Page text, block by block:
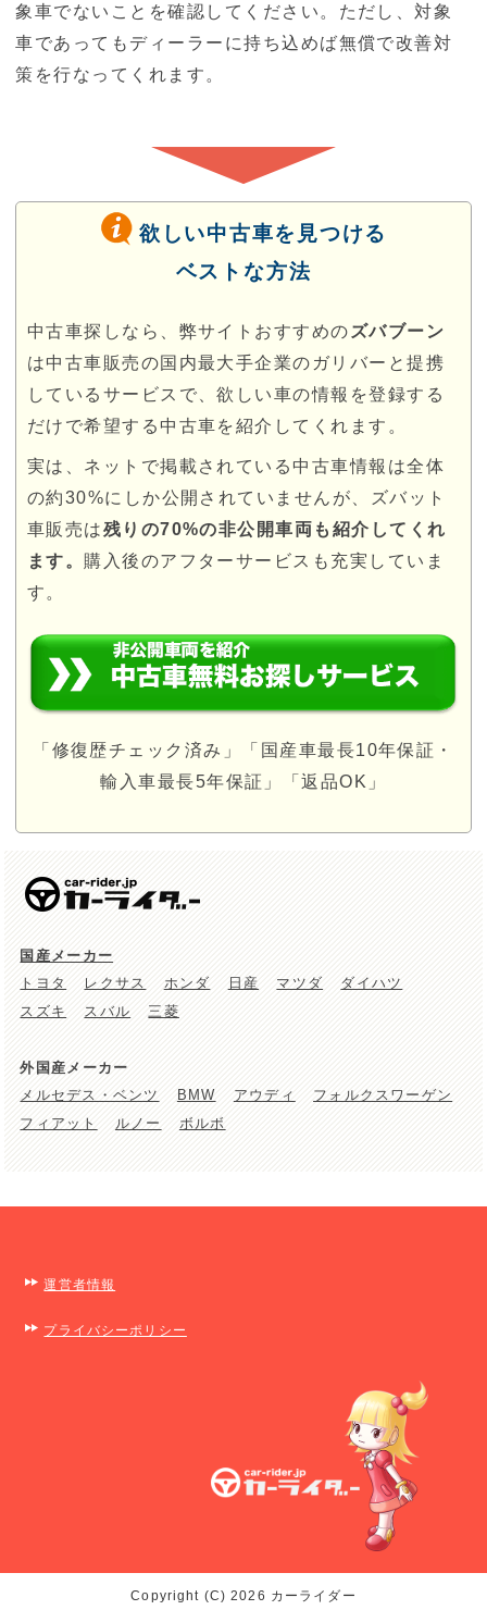
象車でないことを確認してください。ただし、対象
車であってもディーラーに持ち込めば無償で改善対
策を行なってくれます。
欲しい中古車を見つける
ベストな方法
中古車探しなら、弊サイトおすすめの ズバブーン
は中古車販売の国内最大手企業のガリバーと提携
しているサービスで、欲しい車の情報を登録する
だけで希望する中古車を紹介してくれます。
実は、ネットで掲載されている中古車情報は全体
の約30%にしか公開されていませんが、ズバット
車販売は残りの70%の非公開車両も紹介してくれ
ます。購入後のアフターサービスも充実していま
す。
「修復歴チェック済み」「国産車最長10年保証・
輸入車最長5年保証」「返品OK」
国産メーカー
トヨタ
レクサス ホンダ 日産 マツダ
ダイハツ
スズキ
スバル 三菱
外国産メーカー
メルセデス・ベンツ
BMW アウディ
フォルクスワーゲン
フィアット
ルノー ボルボ
運営者情報
プライバシーポリシー
Copyright (C) 2026 カーライダー